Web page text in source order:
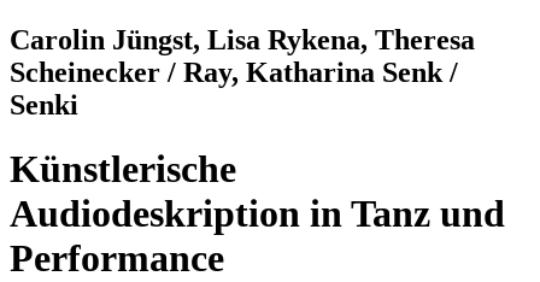
Carolin Jüngst, Lisa Rykena, Theresa
Scheinecker / Ray, Katharina Senk /
Senki
Künstlerische
Audiodeskription in Tanz und
Performance